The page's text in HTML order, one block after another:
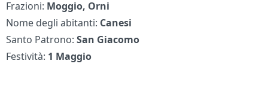
Frazioni: Moggio, Orni
Nome degli abitanti: Canesi
Santo Patrono:San Giacomo
Festività: 1 Maggio